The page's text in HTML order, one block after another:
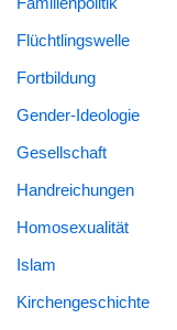
Flüchtlingswelle
Fortbildung
Gender-Ideologie
Gesellschaft
Handreichungen
Homosexualität
Islam
Kirchengeschichte